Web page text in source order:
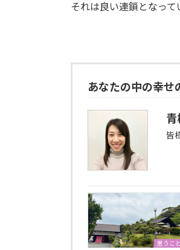
それは良い連鎖となって
あなたの中の幸せ
青
皆
思うこと